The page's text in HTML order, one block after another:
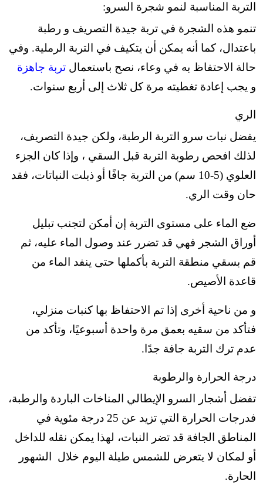
التربة المناسبة لنمو شجرة السرو:
تنمو هذه الشجرة في تربة جيدة التصريف و رطبة
باعتدال، كما أنه يمكن أن يتكيف في التربة الرملية. وفي
حالة الاحتفاظ به في وعاء، نصح باستعمال تربة جاهزة
و يجب إعادة تغطيته مرة كل ثلاث إلى أربع سنوات.
الري
يفضل نبات سرو التربة الرطبة، ولكن جيدة التصريف،
لذلك افحص رطوبة التربة قبل السقي ، وإذا كان الجزء
العلوي (5-10 سم) من التربة جافًا أو ذبلت النباتات، فقد
حان وقت الري.
ضع الماء على مستوى التربة إن أمكن لتجنب تبليل
أوراق الشجر فهي قد تضرر عند وصول الماء عليه، ثم
قم بسقي منطقة التربة بأكملها حتى ينفد الماء من
قاعدة الأصيص.
و من ناحية أخرى إذا تم الاحتفاظ بها كنبات منزلي،
فتأكد من سقيه بعمق مرة واحدة أسبوعيًا، وتأكد من
عدم ترك التربة جافة جدًا.
درجة الحرارة والرطوبة
تفضل أشجار السرو الإيطالي المناخات الباردة والرطبة،
فدرجات الحرارة التي تزيد عن 25 درجة مئوية في
المناطق الجافة قد تضر النبات، لهذا يمكن نقله للداخل
أو لمكان لا يتعرض للشمس طيلة اليوم خلال الشهور
الحارة.